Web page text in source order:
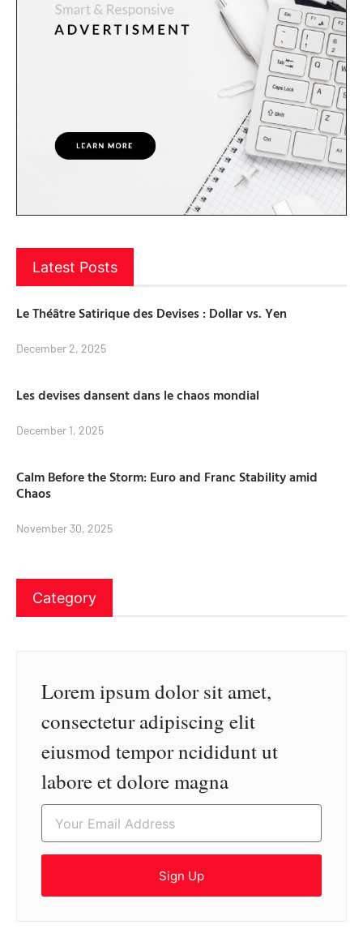
Latest Posts
Le Théâtre Satirique des Devises : Dollar vs. Yen
December 2, 2025
Les devises dansent dans le chaos mondial
December 1, 2025
Calm Before the Storm: Euro and Franc Stability amid
Chaos
November 30, 2025
Category
Lorem ipsum dolor sit amet,
consectetur adipiscing elit
eiusmod tempor ncididunt ut
labore et dolore magna
Sign Up